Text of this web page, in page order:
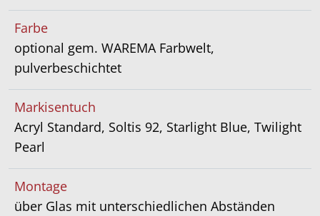
Farbe
optional gem. WAREMA Farbwelt,
pulverbeschichtet
Markisentuch
Acryl Standard, Soltis 92, Starlight Blue, Twilight
Pearl
Montage
über Glas mit unterschiedlichen Abständen